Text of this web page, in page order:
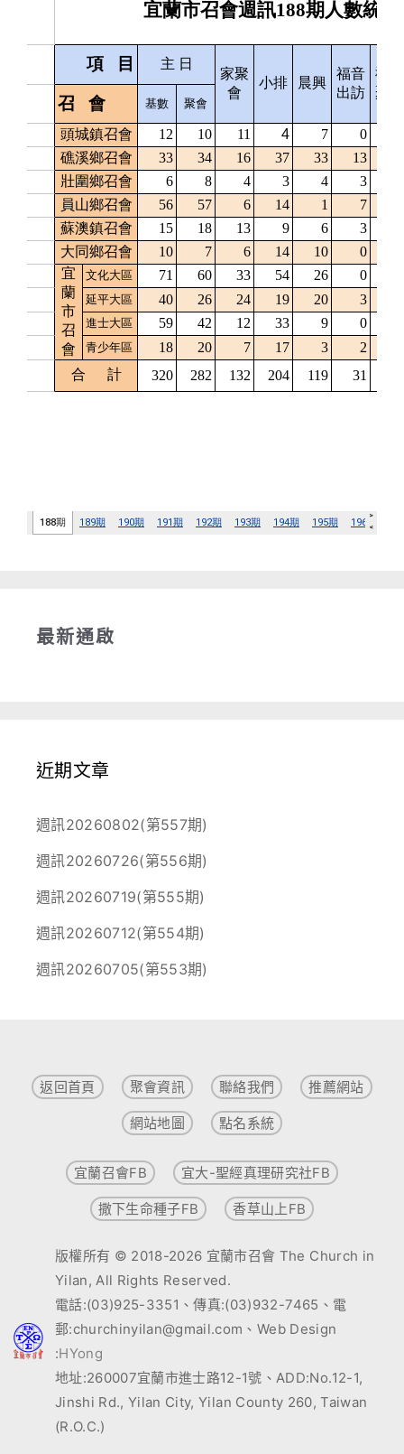
最新通啟
近期文章
週訊20260802(第557期)
週訊20260726(第556期)
週訊20260719(第555期)
週訊20260712(第554期)
週訊20260705(第553期)
返回首頁 聚會資訊 聯絡我們 推薦網站
網站地圖 點名系統
宜蘭召會FB 宜大-聖經真理研究社FB
撒下生命種子FB 香草山上FB
版權所有 © 2018-2026 宜蘭市召會 The Church in
Yilan, All Rights Reserved.
電話:(03)925-3351、傳真:(03)932-7465、電
郵:churchinyilan@gmail.com、Web Design
:HYong
地址:260007宜蘭市進士路12-1號、ADD:No.12-1,
Jinshi Rd., Yilan City, Yilan County 260, Taiwan
(R.O.C.)